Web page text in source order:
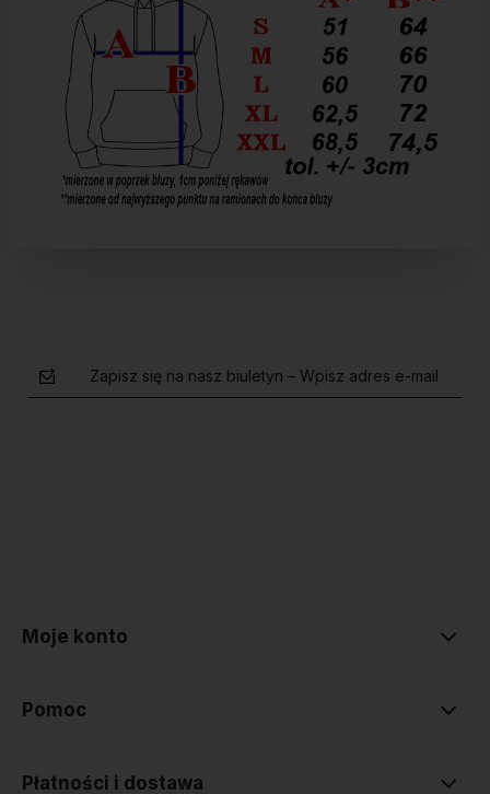
Zapisz się na nasz biuletyn – Wpisz adres e-mail
Moje konto
Pomoc
Płatności i dostawa